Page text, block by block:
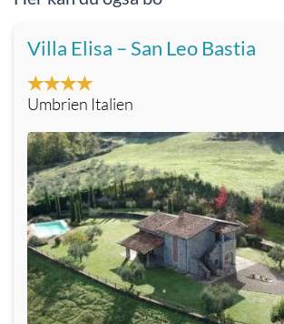
Villa Elisa – San Leo Bastia
Umbrien Italien